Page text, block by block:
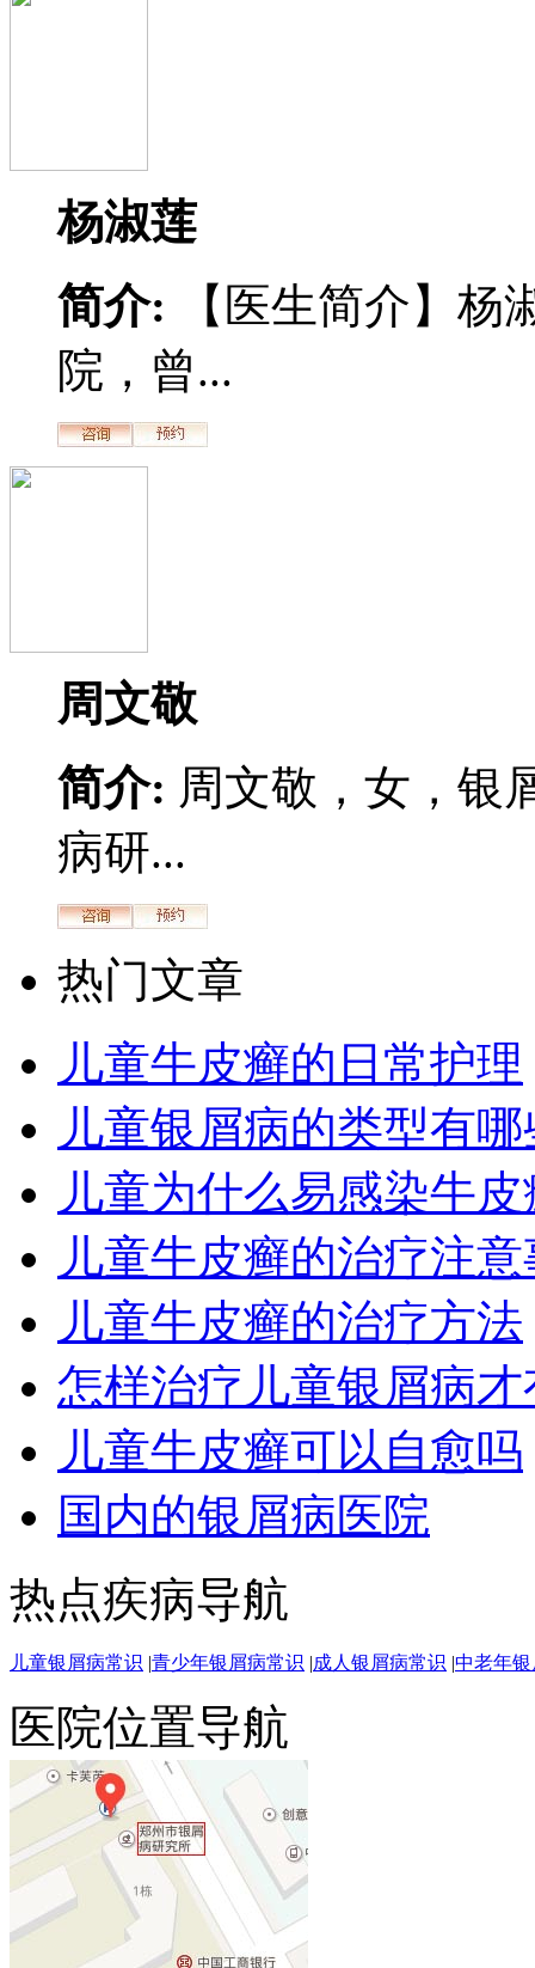
杨淑莲
简介: 【医生简介】杨
院，曾...
周文敬
简介: 周文敬，女，银
病研...
热门文章
儿童牛皮癣的日常护理
儿童银屑病的类型有
儿童为什么易感染牛皮
儿童牛皮癣的治疗注
儿童牛皮癣的治疗方法
怎样治疗儿童银屑病才
儿童牛皮癣可以自愈吗
国内的银屑病医院
热点疾病导航
儿童银屑病常识 |青少年银屑病常识 |成人银屑病常识 |中老年
医院位置导航